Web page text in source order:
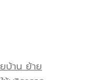
บ้าน ย้าย